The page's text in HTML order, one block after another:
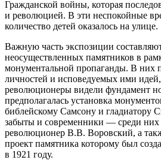
Гражданской войны, которая
и революцией. В эти неспокойные
количество детей оказалось на улице.
Важную часть экспозиции
неосуществленных памятников в
монументальной пропаганды. В них
личностей и исповедуемых ими
революционеры видели фундамент
предполагалась установка
библейскому Самсону и гладиатору
забыты и современники — среди
революционер В.В. Воровский, а
проект памятника которому был
в 1921 году.